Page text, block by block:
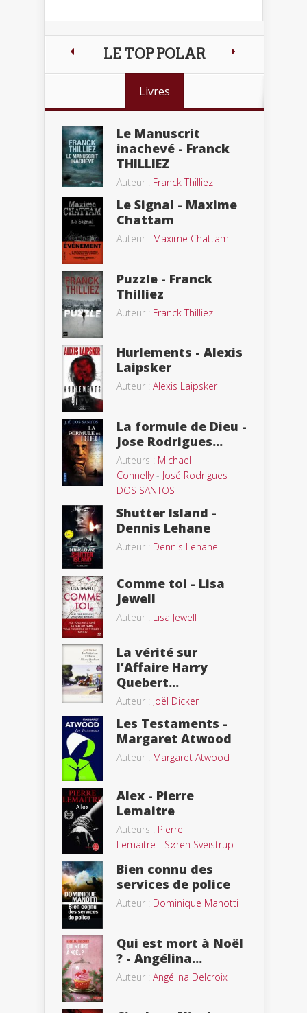
LE TOP POLAR
Livres
Le Manuscrit
inachevé - Franck
THILLIEZ
Auteur : Franck Thilliez
Le Signal - Maxime
Chattam
Auteur : Maxime Chattam
Puzzle - Franck
Thilliez
Auteur : Franck Thilliez
Hurlements - Alexis
Laipsker
Auteur : Alexis Laipsker
La formule de Dieu -
Jose Rodrigues...
Auteurs : Michael
Connelly- José Rodrigues
DOS SANTOS
Shutter Island -
Dennis Lehane
Auteur : Dennis Lehane
Comme toi - Lisa
Jewell
Auteur : Lisa Jewell
La vérité sur
l’Affaire Harry
Quebert...
Auteur : Joël Dicker
Les Testaments -
Margaret Atwood
Auteur : Margaret Atwood
Alex - Pierre
Lemaitre
Auteurs : Pierre
Lemaitre - Søren Sveistrup
Bien connu des
services de police
Auteur : Dominique Manotti
Qui est mort à Noël
? - Angélina...
Auteur : Angélina Delcroix